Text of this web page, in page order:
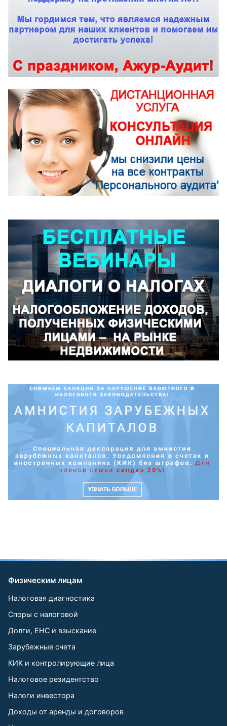
Физическим лицам
Налоговая диагностика
Споры с налоговой
Долги, ЕНС и взыскание
Зарубежные счета
КИК и контролирующие лица
Налоговое резидентство
Налоги инвестора
Доходы от аренды и договоров